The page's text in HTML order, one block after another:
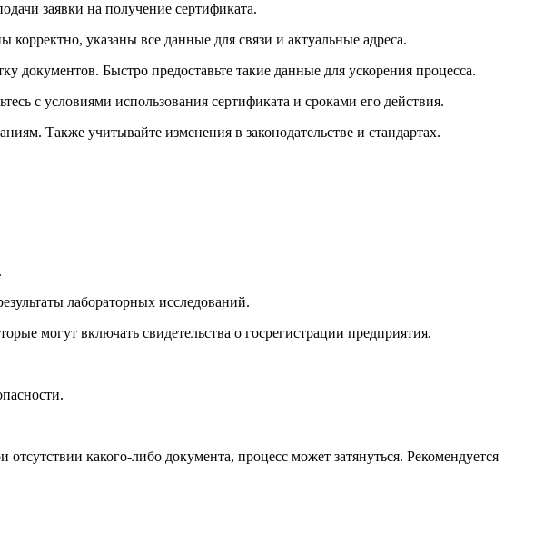
заявки на получение сертификата.
указаны все данные для связи и актуальные адреса.
Быстро предоставьте такие данные для ускорения процесса.
с условиями использования сертификата и сроками его действия.
Также учитывайте изменения в законодательстве и стандартах.
лабораторных исследований.
могут включать свидетельства о госрегистрации предприятия.
какого-либо документа, процесс может затянуться. Рекомендуется